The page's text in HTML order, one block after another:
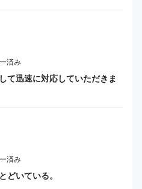
済み
て迅速に対応していただきま
済み
どいている。